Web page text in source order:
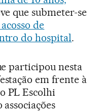
que submeter-se
de
do hospital.
participou nesta
em frente à
PL Escolhi